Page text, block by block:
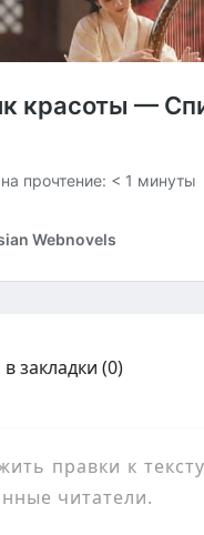
закладки (0)
правки к
читатели.